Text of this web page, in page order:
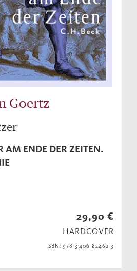
Goertz
AM ENDE DER ZEITEN.
29,90 €
HARDCOVER
ISBN: 978-3-406-82462-3